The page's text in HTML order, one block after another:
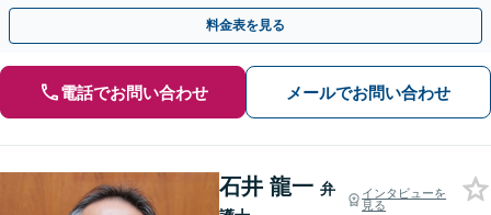
払いの売掛金／工事代金や売買代／家賃滞納／損害賠償
料金表を見る
電話でお問い合わせ メールでお問い合わせ
石井 龍一 弁
インタビューを
見る